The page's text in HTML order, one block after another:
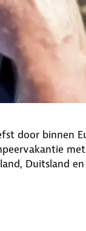
door binnen
Duitsland